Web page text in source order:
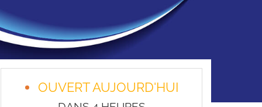
OUVERT AUJOURD'HUI